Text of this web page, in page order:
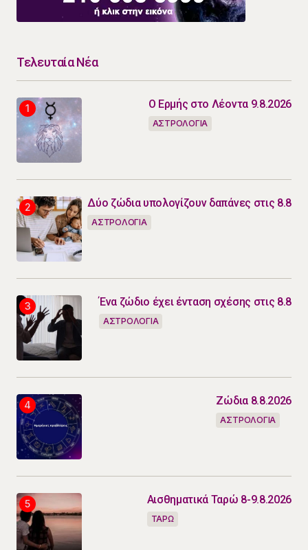
Τελευταία Νέα
Ο Ερμής στο Λέοντα 9.8.2026
ΑΣΤΡΟΛΟΓΙΑ
Δύο ζώδια υπολογίζουν δαπάνες στις 8.8
ΑΣΤΡΟΛΟΓΙΑ
Ένα ζώδιο έχει ένταση σχέσης στις 8.8
ΑΣΤΡΟΛΟΓΙΑ
Ζώδια 8.8.2026
ΑΣΤΡΟΛΟΓΙΑ
Αισθηματικά Ταρώ 8-9.8.2026
ΤΑΡΩ